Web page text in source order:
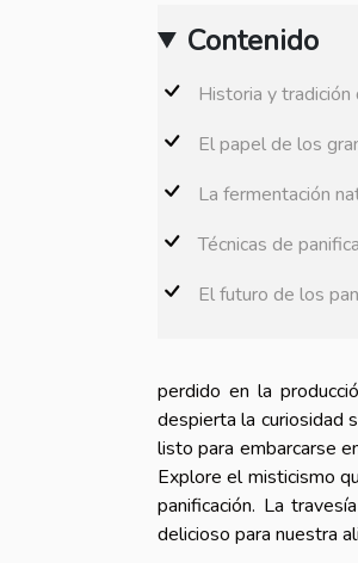
Contenido
Historia y
El papel de los
La fermentación
Técnicas de
El futuro de los
perdido en la
despierta la curiosidad
listo para embarcarse
Explore el misticismo
panificación. La
delicioso para nuestra